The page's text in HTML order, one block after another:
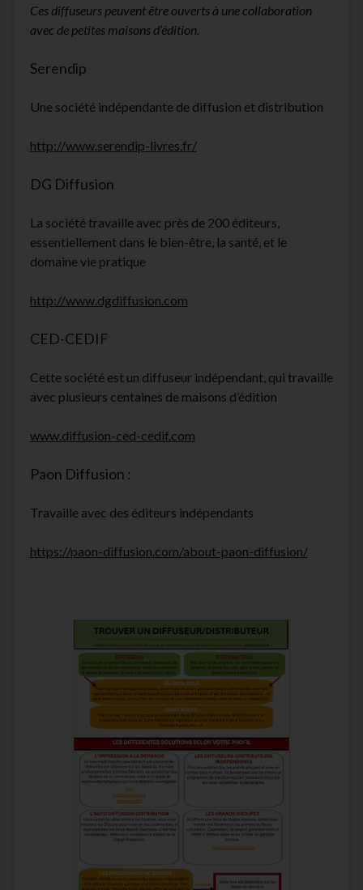
Ces diffuseurs peuvent être ouverts à une collaboration
avec de petites maisons d’édition.
Serendip
Une société indépendante de diffusion et distribution
http://www.serendip-livres.fr/
DG Diffusion
La société travaille avec près de 200 éditeurs,
essentiellement dans le bien-être, la santé, et le
domaine vie pratique
http://www.dgdiffusion.com
CED-CEDIF
Cette société est un diffuseur indépendant, qui travaille
avec plusieurs centaines de maisons d’édition
www.diffusion-ced-cedif.com
Paon Diffusion :
Travaille avec des éditeurs indépendants
https://paon-diffusion.com/about-paon-diffusion/